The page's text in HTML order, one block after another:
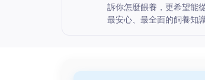
訴你怎麼餵養，更希望能
最安心、最全面的飼養知識